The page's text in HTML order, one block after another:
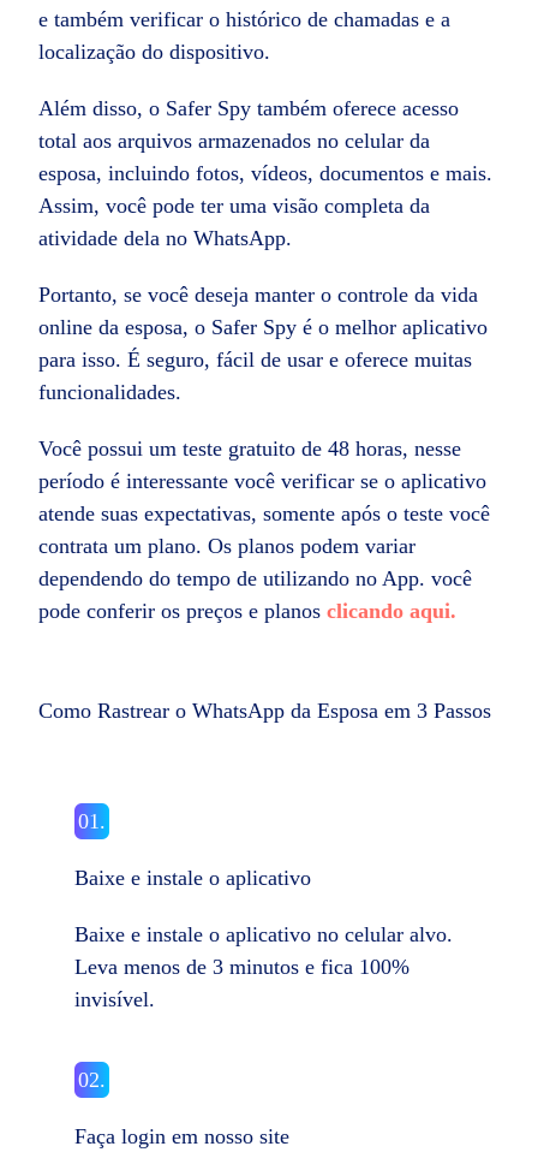
e também verificar o histórico de chamadas e a
localização do dispositivo.
Além disso, o Safer Spy também oferece acesso
total aos arquivos armazenados no celular da
esposa, incluindo fotos, vídeos, documentos e mais.
Assim, você pode ter uma visão completa da
atividade dela no WhatsApp.
Portanto, se você deseja manter o controle da vida
online da esposa, o Safer Spy é o melhor aplicativo
para isso. É seguro, fácil de usar e oferece muitas
funcionalidades.
Você possui um teste gratuito de 48 horas, nesse
período é interessante você verificar se o aplicativo
atende suas expectativas, somente após o teste você
contrata um plano. Os planos podem variar
dependendo do tempo de utilizando no App. você
pode conferir os preços e planosclicando aqui.
Como Rastrear o WhatsApp da Esposa em 3 Passos
01.
Baixe e instale o aplicativo
Baixe e instale o aplicativo no celular alvo.
Leva menos de 3 minutos e fica 100%
invisível.
02.
Faça login em nosso site